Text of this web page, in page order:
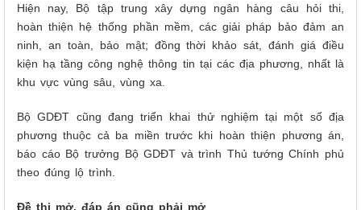
Hiện nay, Bộ tập trung xây dựng ngân hàng câu hỏi thi,
hoàn thiện hệ thống phần mềm, các giải pháp bảo đảm an
ninh, an toàn, bảo mật; đồng thời khảo sát, đánh giá điều
kiện hạ tầng công nghệ thông tin tại các địa phương, nhất là
khu vực vùng sâu, vùng xa.
Bộ GDĐT cũng đang triển khai thử nghiệm tại một số địa
phương thuộc cả ba miền trước khi hoàn thiện phương án,
báo cáo Bộ trưởng Bộ GDĐT và trình Thủ tướng Chính phủ
theo đúng lộ trình.
Đề thi mở, đáp án cũng phải mở